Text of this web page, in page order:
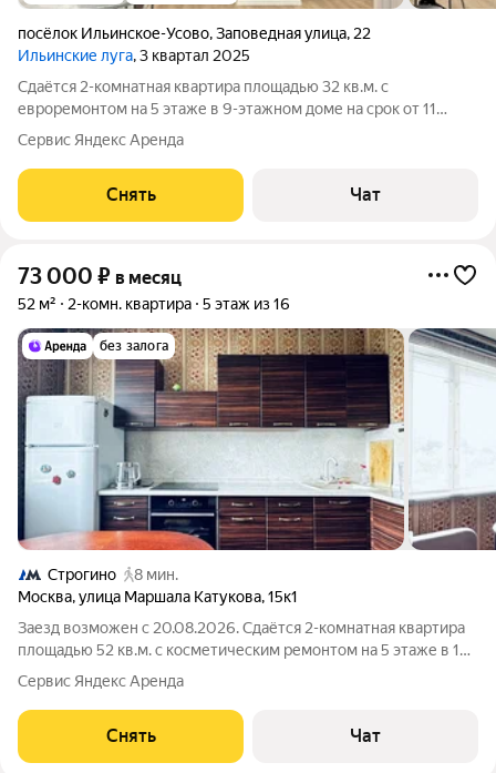
посёлок Ильинское-Усово,Заповедная улица, 22
Ильинские луга, 3 квартал 2025
Сдаётся 2-комнатная квартира площадью 32 кв.м. с
евроремонтом на 5 этаже в 9-этажном доме на срок от 11
месяцев. Из техники есть: Телевизор Духовой шкаф
Стиральная машина Холодильник Микроволновка Дом -
монолитный, окна выходят на улицу. В
Сервис Яндекс Аренда
Снять Чат
73 000 ₽ в месяц
52 м² 2-комн. квартира 5 этаж из 16
без залога
Строгино
8 мин.
Москва,улица Маршала Катукова,15к1
Заезд возможен с 20.08.2026. Сдаётся 2-комнатная квартира
площадью 52 кв.м. с косметическим ремонтом на 5 этаже в 16-
этажном доме на срок от 11 месяцев. Из техники есть: Духовой
шкаф Стиральная машина Холодильник Пылесос Дом -
блочный, окна
Сервис Яндекс Аренда
Снять Чат